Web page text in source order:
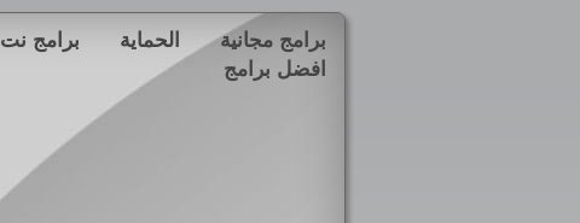
برامج مجانية الحماية برامج نت
افضل برامج